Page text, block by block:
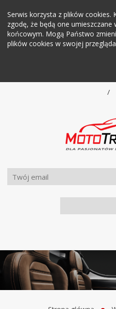
Serwis korzysta z plików cookies.
zgodę, że będą one umieszczane
końcowym. Mogą Państwo
plików cookies w swojej
/